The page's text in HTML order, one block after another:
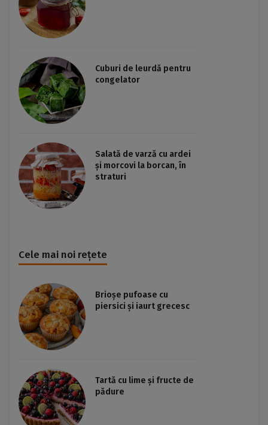
Cuburi de leurdă pentru
congelator
Salată de varză cu ardei
și morcovi la borcan, în
straturi
Cele mai noi rețete
Brioșe pufoase cu
piersici și iaurt grecesc
Tartă cu lime și fructe de
pădure